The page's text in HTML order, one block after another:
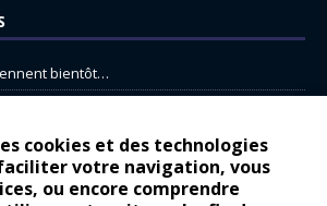
cookies et des technologies
votre navigation, vous
ou encore comprendre
bientôt…
de marque pour Citroën
voyage…